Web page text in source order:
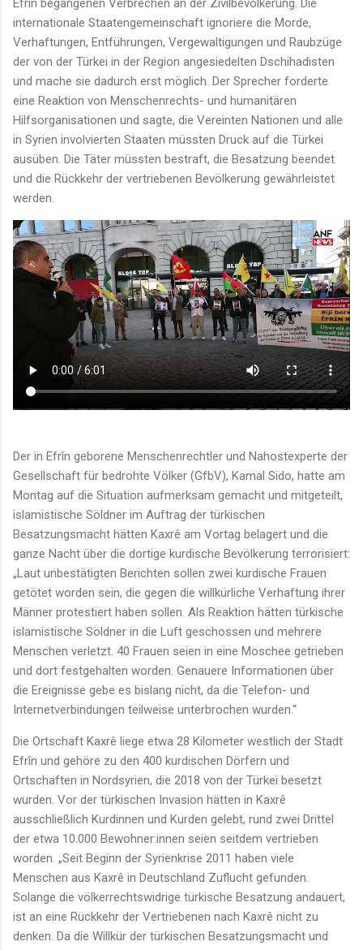
internationale Staatengemeinschaft ignoriere die Morde,
Verhaftungen, Entführungen, Vergewaltigungen und Raubzüge
der von der Türkei in der Region angesiedelten Dschihadisten
und mache sie dadurch erst möglich. Der Sprecher forderte
eine Reaktion von Menschenrechts- und humanitären
Hilfsorganisationen und sagte, die Vereinten Nationen und alle
in Syrien involvierten Staaten müssten Druck auf die Türkei
ausüben. Die Täter müssten bestraft, die Besatzung beendet
und die Rückkehr der vertriebenen Bevölkerung gewährleistet
werden.
Der in Efrîn geborene Menschenrechtler und Nahostexperte der
Gesellschaft für bedrohte Völker (GfbV), Kamal Sido, hatte am
Montag auf die Situation aufmerksam gemacht und mitgeteilt,
islamistische Söldner im Auftrag der türkischen
Besatzungsmacht hätten Kaxrê am Vortag belagert und die
ganze Nacht über die dortige kurdische Bevölkerung terrorisiert:
„Laut unbestätigten Berichten sollen zwei kurdische Frauen
getötet worden sein, die gegen die willkürliche Verhaftung ihrer
Männer protestiert haben sollen. Als Reaktion hätten türkische
islamistische Söldner in die Luft geschossen und mehrere
Menschen verletzt. 40 Frauen seien in eine Moschee getrieben
und dort festgehalten worden. Genauere Informationen über
die Ereignisse gebe es bislang nicht, da die Telefon- und
Internetverbindungen teilweise unterbrochen wurden.“
Die Ortschaft Kaxrê liege etwa 28 Kilometer westlich der Stadt
Efrîn und gehöre zu den 400 kurdischen Dörfern und
Ortschaften in Nordsyrien, die 2018 von der Türkei besetzt
wurden. Vor der türkischen Invasion hätten in Kaxrê
ausschließlich Kurdinnen und Kurden gelebt, rund zwei Drittel
der etwa 10.000 Bewohner:innen seien seitdem vertrieben
worden. „Seit Beginn der Syrienkrise 2011 haben viele
Menschen aus Kaxrê in Deutschland Zuflucht gefunden.
Solange die völkerrechtswidrige türkische Besatzung andauert,
ist an eine Rückkehr der Vertriebenen nach Kaxrê nicht zu
denken. Da die Willkür der türkischen Besatzungsmacht und